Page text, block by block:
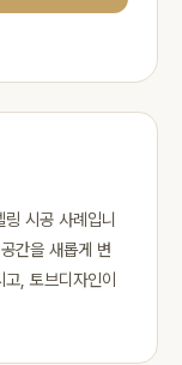
시공 사례입니
간을 새롭게 변
, 토브디자인이